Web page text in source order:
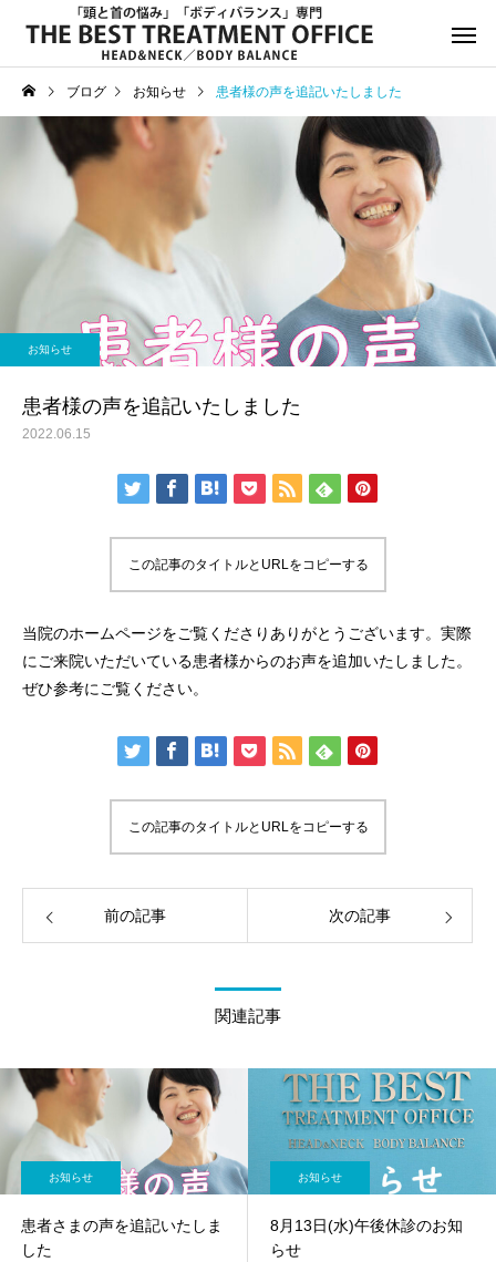
サービスサンプル4
年末年始休診日のお知らせ
お知らせ
8月13日(水)午後休診の
知らせ
ブログ お知らせ 患者様の声を追記いたしました
お知らせ
患者様の声を追記いたしました
2022.06.15
この記事のタイトルとURLをコピーする
当院のホームページをご覧くださりありがとうございます。実際
にご来院いただいている患者様からのお声を追加いたしました。
ぜひ参考にご覧ください。
この記事のタイトルとURLをコピーする
前の記事 次の記事
関連記事
お知らせ
患者さまの声を追記いたしま
した
お知らせ
8月13日(水)午後休診のお知
らせ